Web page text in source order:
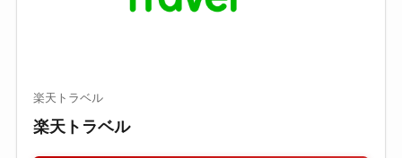
楽天トラベル
楽天トラベル